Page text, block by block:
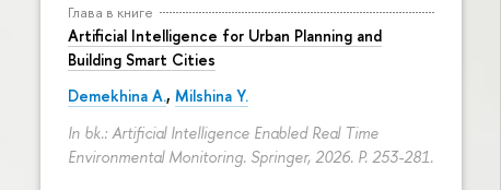
Глава в книге
Artificial Intelligence for Urban Planning and
Building Smart Cities
Demekhina A., Milshina Y.
In bk.: Artificial Intelligence Enabled Real Time
Environmental Monitoring. Springer, 2026. P. 253-281.